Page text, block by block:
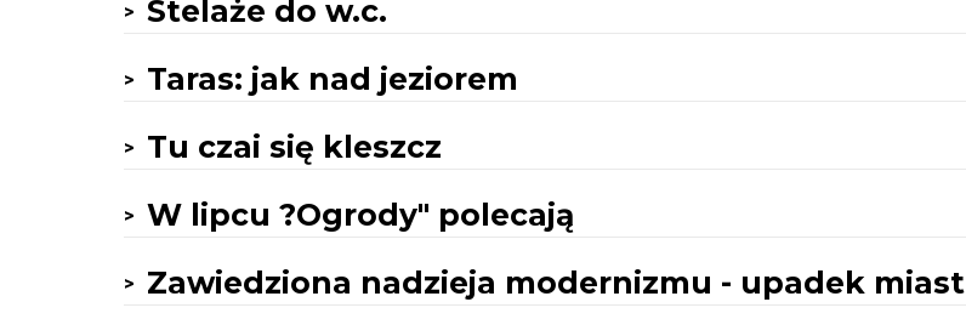
Stelaże do w.c.
Taras: jak nad jeziorem
Tu czai się kleszcz
W lipcu ?Ogrody" polecają
Zawiedziona nadzieja modernizmu - upadek miast